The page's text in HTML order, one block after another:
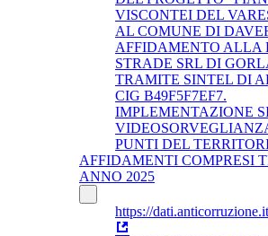
VISCONTEI DEL
AL COMUNE DI
AFFIDAMENTO ALLA
STRADE SRL DI
TRAMITE SINTEL DI
CIG B49F5F7EF7.
IMPLEMENTAZIONE
PUNTI DEL
AFFIDAMENTI COMPRESI
ANNO 2025
https://